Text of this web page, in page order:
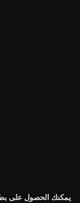
يمكنك الحصول على